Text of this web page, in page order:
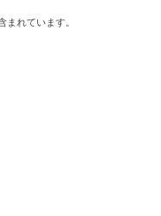
れています。